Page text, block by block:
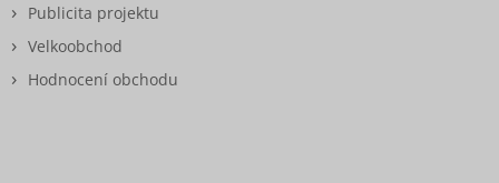
Publicita projektu
Velkoobchod
Hodnocení obchodu